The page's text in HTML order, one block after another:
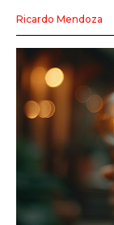
Ricardo Mendoza